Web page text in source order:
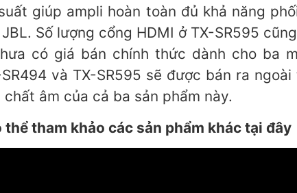
giúp ampli hoàn toàn đủ khả năng
Số lượng cổng HDMI ở TX-SR595
có giá bán chính thức dành cho ba
SR494 và TX-SR595 sẽ được bán ra
âm của cả ba sản phẩm này.
thể tham khảo các sản phẩm khác tại đây